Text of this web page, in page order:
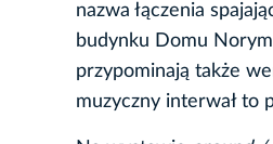
nazwa łączenia
budynku Domu
przypominają także
muzyczny interwał to